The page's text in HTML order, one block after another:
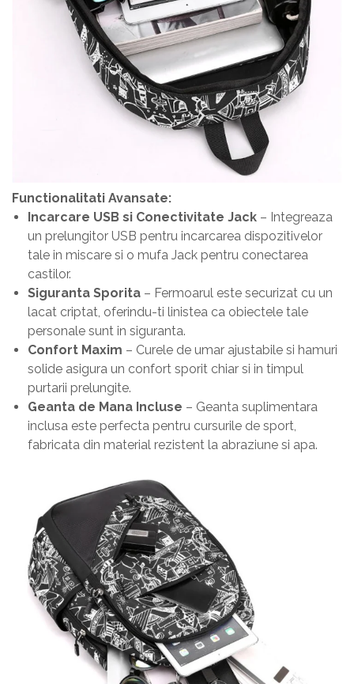
Functionalitati Avansate:
Incarcare USB si Conectivitate Jack – Integreaza
un prelungitor USB pentru incarcarea dispozitivelor
tale in miscare si o mufa Jack pentru conectarea
castilor.
Siguranta Sporita – Fermoarul este securizat cu un
lacat criptat, oferindu-ti linistea ca obiectele tale
personale sunt in siguranta.
Confort Maxim – Curele de umar ajustabile si hamuri
solide asigura un confort sporit chiar si in timpul
purtarii prelungite.
Geanta de Mana Incluse – Geanta suplimentara
inclusa este perfecta pentru cursurile de sport,
fabricata din material rezistent la abraziune si apa.